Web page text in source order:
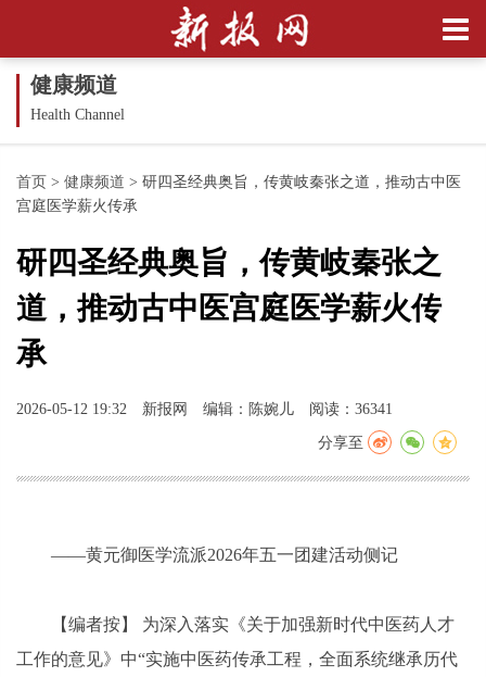
健康频道
Health Channel
首页 > 健康频道 > 研四圣经典奥旨，传黄岐秦张之道，推动古中医
宫庭医学薪火传承
研四圣经典奥旨，传黄岐秦张之
道，推动古中医宫庭医学薪火传
承
2026-05-12 19:32 新报网 编辑：陈婉儿 阅读：36341
分享至
——黄元御医学流派2026年五一团建活动侧记
【编者按】 为深入落实《关于加强新时代中医药人才
工作的意见》中“实施中医药传承工程，全面系统继承历代